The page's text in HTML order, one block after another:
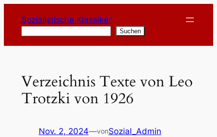
Inhalt
springen
Sozialistische Klassiker
Suchen
Verzeichnis Texte von Leo
Trotzki von 1926
Nov. 2, 2024—vonSozial_Admin